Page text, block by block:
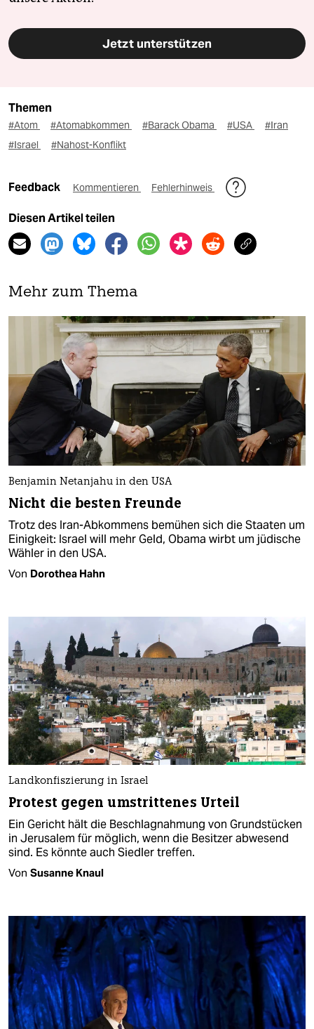
Jetzt unterstützen
Themen
#Atom #Atomabkommen #Barack Obama #USA
#Iran
#Israel
#Nahost-Konflikt
Feedback Kommentieren Fehlerhinweis
Diesen Artikel teilen
Mehr zum Thema
Benjamin Netanjahu in den USA
Nicht die besten Freunde
Trotz des Iran-Abkommens bemühen sich die Staaten um
Einigkeit: Israel will mehr Geld, Obama wirbt um jüdische
Wähler in den USA.
Von Dorothea Hahn
Landkonfiszierung in Israel
Protest gegen umstrittenes Urteil
Ein Gericht hält die Beschlagnahmung von Grundstücken
in Jerusalem für möglich, wenn die Besitzer abwesend
sind. Es könnte auch Siedler treffen.
Von Susanne Knaul